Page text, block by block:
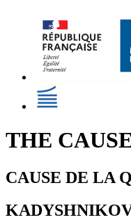
THE
CAUSE DE LA